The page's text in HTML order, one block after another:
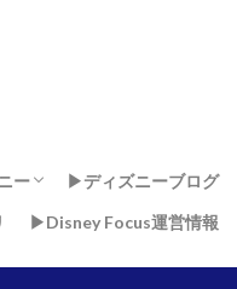
ー
ーランド
ーランド
ィズニー・リゾート & スパ
ンド・リゾート
ンドパリ
ィズニー・ワールド・リゾート
▶︎ディズニーブログ
▶︎Disney Focus運営情報